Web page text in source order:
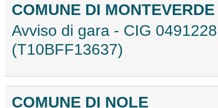
COMUNE DI
Avviso di gara - CIG
(T10BFF13637)
COMUNE DI NOLE